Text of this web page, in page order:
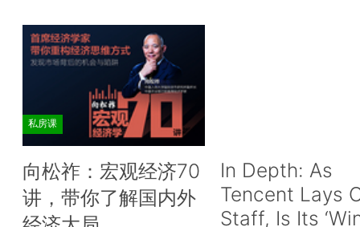
私房课
向松祚：宏观经济70
讲，带你了解国内外
In Depth: As
Tencent Lays
Staff, Is Its